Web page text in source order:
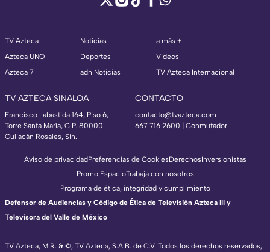
TV Azteca
Azteca UNO
Azteca 7
Noticias
Deportes
adn Noticias
a más +
Videos
TV Azteca Internacional
TV AZTECA SINALOA
Francisco Labastida 164, Piso 6,
Torre Santa María, C.P. 80000
Culiacán Rosales, Sin.
CONTACTO
contacto@tvazteca.com
667 716 2600 | Conmutador
TV Azteca, M.R. & ©, TV Azteca, S.A.B. de C.V. Todos los derechos reservados,
Aviso de privacidadPreferencias de CookiesDerechosInversionistas
Promo EspacioTrabaja con nosotros
Programa de ética, integridad y cumplimiento
Defensor de Audiencias y Código de Ética de Televisión Azteca III y
Televisora del Valle de México